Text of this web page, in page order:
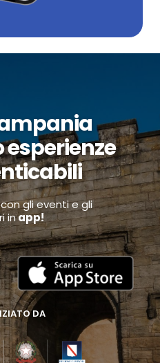
gli eventi e gli
inapp!
DA